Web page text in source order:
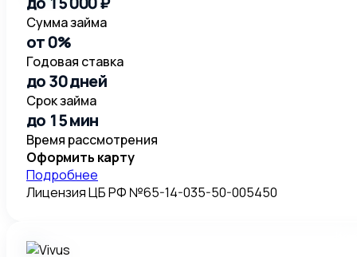
Сумма займа
от 0%
Годовая ставка
до 30 дней
Срок займа
до 15 мин
Время рассмотрения
Оформить карту
Подробнее
Лицензия ЦБ РФ №65-14-035-50-005450